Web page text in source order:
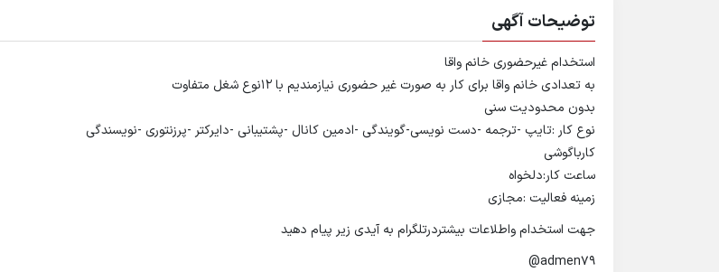
توضیحات آگهی
استخدام غیرحضوری خانم واقا
به تعدادی خانم واقا برای کار به صورت غیر حضوری نیازمندیم با ۱۲نوع شغل متفاوت
بدون محدودیت سنی
نوع کار :تایپ -ترجمه -دست نویسی-گویندگی -ادمین کانال -پشتیبانی -دایرکتر -پرزنتوری -نویسندگی
کارباگوشی
ساعت کار:دلخواه
زمینه فعالیت :مجازی
جهت استخدام واطلاعات بیشتردرتلگرام به آیدی زیر پیام دهید
admen79@